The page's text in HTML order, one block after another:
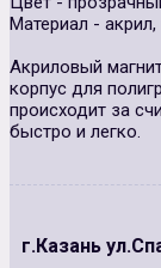
Материал -
Акриловый
корпус для
происходит за
быстро и легко.
г.Казань